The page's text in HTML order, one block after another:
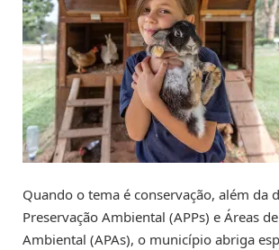
Quando o tema é conservação, além da
Preservação Ambiental (APPs) e Áreas
Ambiental (APAs), o município abriga